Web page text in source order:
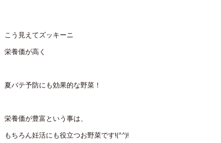
こう見えてズッキーニ
栄養価が高く
夏バテ予防にも効果的な野菜！
栄養価が豊富という事は、
もちろん妊活にも役立つお野菜です!(^^)!